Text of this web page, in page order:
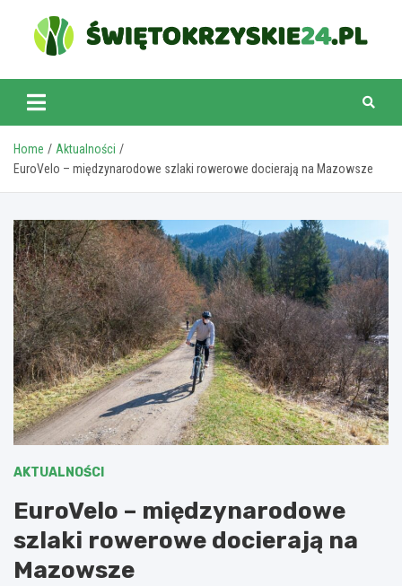
content
swietokrzyskie24.pl
Home
Aktualności
EuroVelo – międzynarodowe szlaki rowerowe docierają na Mazowsze
AKTUALNOŚCI
EuroVelo – międzynarodowe
szlaki rowerowe docierają na
Mazowsze